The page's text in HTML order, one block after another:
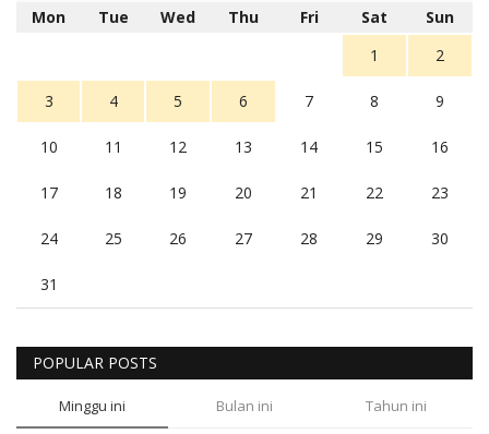
Mon Tue Wed Thu Fri Sat
Sun
1
2
3 4 5 6 7 8 9
10 11 12 13 14 15 16
17 18 19 20 21 22 23
24 25 26 27 28 29 30
31
POPULAR POSTS
Minggu ini Bulan ini Tahun ini